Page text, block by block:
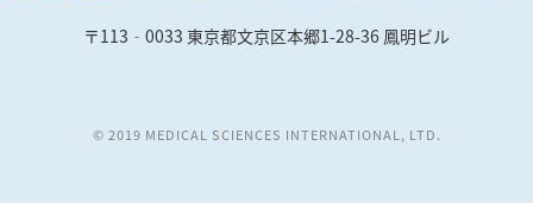
〒113‐0033 東京都文京区本郷1-28-36 鳳明ビル
© 2019 MEDICAL SCIENCES INTERNATIONAL, LTD.